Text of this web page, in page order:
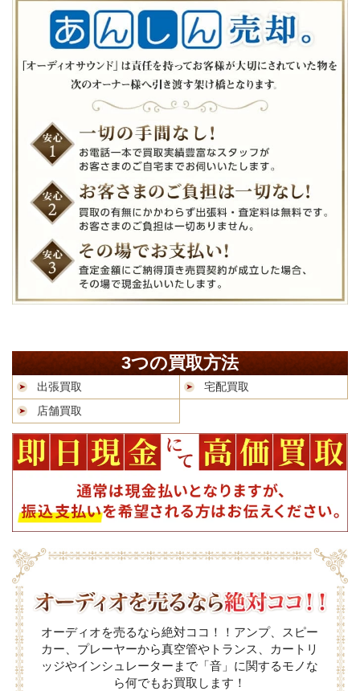
3つの買取方法
出張買取
宅配買取
店舗買取
オーディオを売るなら絶対ココ！！アンプ、スピー
カー、プレーヤーから真空管やトランス、カートリ
ッジやインシュレーターまで「音」に関するモノな
ら何でもお買取します！